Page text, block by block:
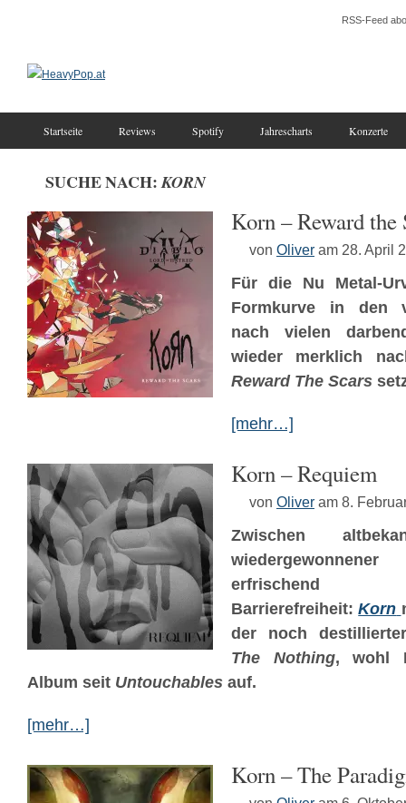
RSS-Feed
Startseite Reviews Spotify Jahrescharts Konzerte
SUCHE NACH:KORN
Korn – Reward the
von Oliver am 28. April
Für die Nu Metal-
Formkurve in den
nach vielen
wieder merklich
Reward The Scars
[mehr…]
Korn – Requiem
von Oliver am 8.
Zwischen
erfrischend
Barrierefreiheit:Korn
der noch
The Nothing, wohl
Album seit Untouchables auf.
[mehr…]
Korn – The